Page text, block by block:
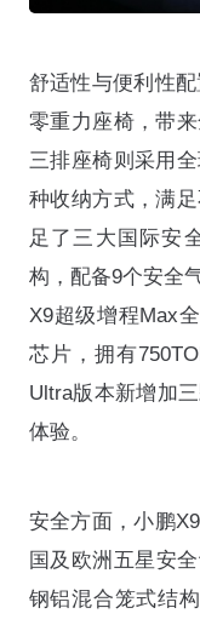
舒适性与便利性
零重力座椅，带
三排座椅则采用
种收纳方式，满
足了三大国际安
构，配备9个安全
X9超级增程Max
芯片，拥有
Ultra版本新增加
体验。
安全方面，小鹏
国及欧洲五星安
钢铝混合笼式结